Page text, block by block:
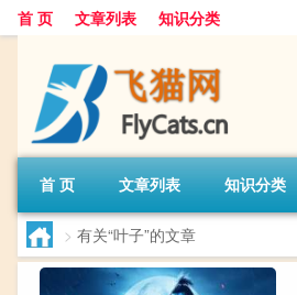
首 页 文章列表 知识分类
首 页 文章列表 知识分类
> 有关“叶子”的文章